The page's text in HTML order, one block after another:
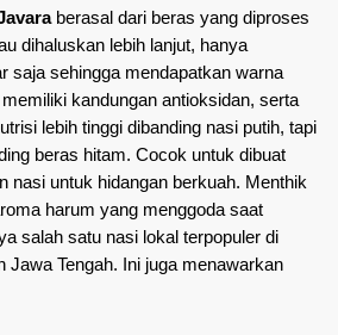
berasal dari beras yang diproses
dihaluskan lebih lanjut, hanya
saja sehingga mendapatkan warna
kandungan antioksidan, serta
lebih tinggi dibanding nasi putih, tapi
beras hitam. Cocok untuk dibuat
nasi untuk hidangan berkuah. Menthik
harum yang menggoda saat
salah satu nasi lokal terpopuler di
Jawa Tengah. Ini juga menawarkan